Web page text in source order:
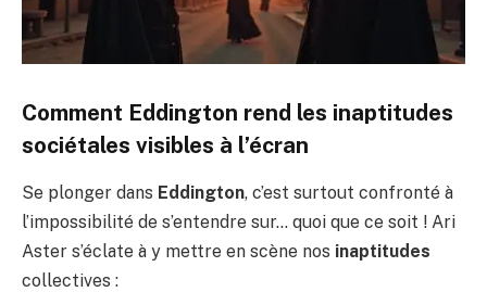
Comment Eddington rend les inaptitudes
sociétales visibles à l’écran
Se plonger dans Eddington, c’est surtout confronté à
l’impossibilité de s’entendre sur… quoi que ce soit ! Ari
Aster s’éclate à y mettre en scène nos inaptitudes
collectives :